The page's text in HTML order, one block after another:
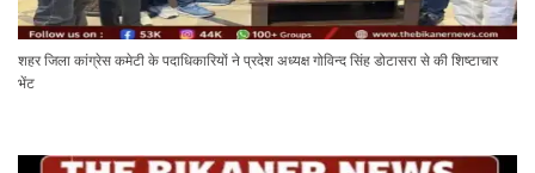
शहर जिला कांग्रेस कमेटी के पदाधिकारियों ने प्रदेश अध्यक्ष गोविन्द सिंह डोटासरा से की शिष्टाचार
भेंट